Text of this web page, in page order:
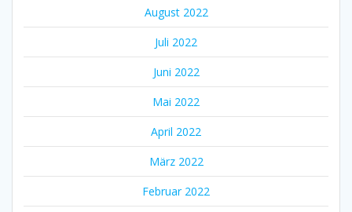
August 2022
Juli 2022
Juni 2022
Mai 2022
April 2022
März 2022
Februar 2022